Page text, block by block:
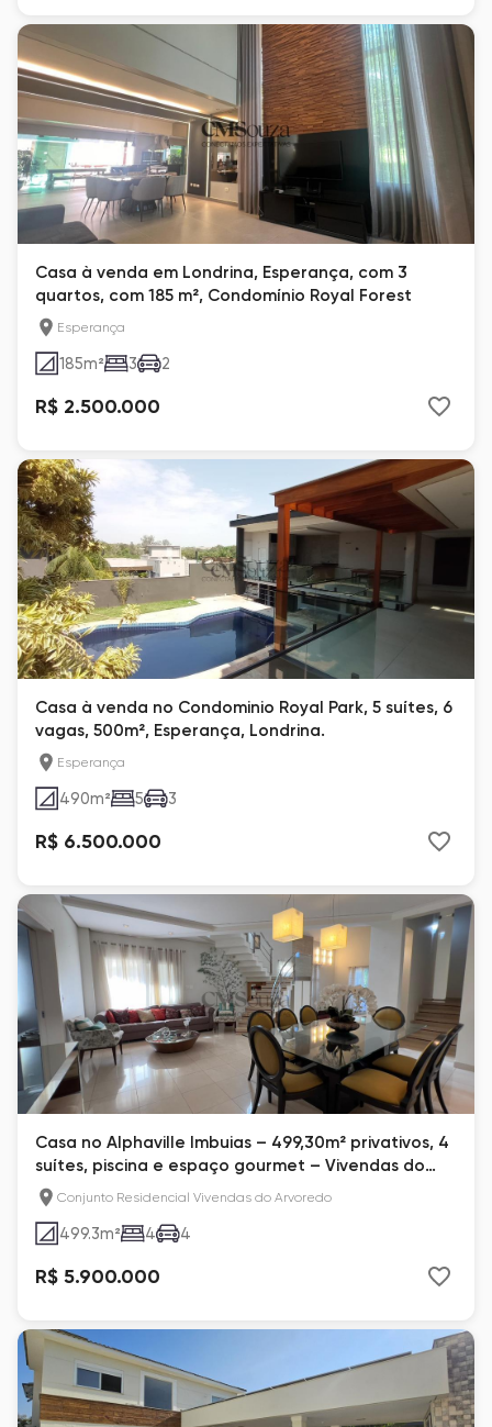
Casa à venda em Londrina, Esperança, com 3
quartos, com 185 m², Condomínio Royal Forest
Esperança
185m² 3 2
R$ 2.500.000
Casa à venda no Condominio Royal Park, 5 suítes, 6
vagas, 500m², Esperança, Londrina.
Esperança
490m² 5 3
R$ 6.500.000
Casa no Alphaville Imbuias – 499,30m² privativos, 4
suítes, piscina e espaço gourmet – Vivendas do
Arvoredo, Londrina
Conjunto Residencial Vivendas do Arvoredo
499.3m² 4 4
R$ 5.900.000